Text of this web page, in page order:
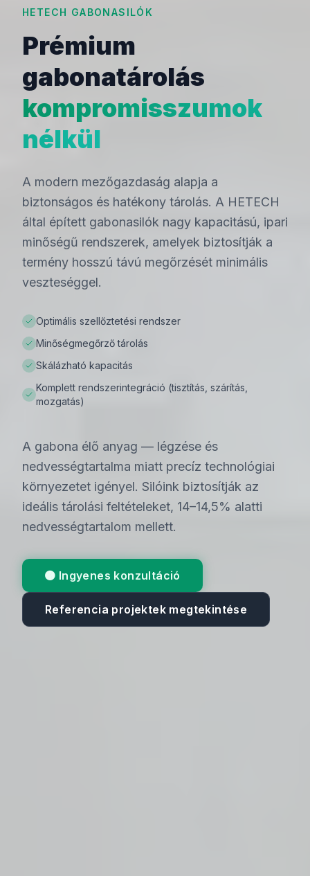
HETECH GABONASILÓK
Prémium
gabonatárolás
kompromisszumok
nélkül
A modern mezőgazdaság alapja a
biztonságos és hatékony tárolás. A HETECH
által épített gabonasilók nagy kapacitású, ipari
minőségű rendszerek, amelyek biztosítják a
termény hosszú távú megőrzését minimális
veszteséggel.
Optimális szellőztetési rendszer
Minőségmegőrző tárolás
Skálázható kapacitás
Komplett rendszerintegráció (tisztítás, szárítás,
mozgatás)
A gabona élő anyag — légzése és
nedvességtartalma miatt precíz technológiai
környezetet igényel. Silóink biztosítják az
ideális tárolási feltételeket, 14–14,5% alatti
nedvességtartalom mellett.
🟠 Ingyenes konzultáció
Referencia projektek megtekintése